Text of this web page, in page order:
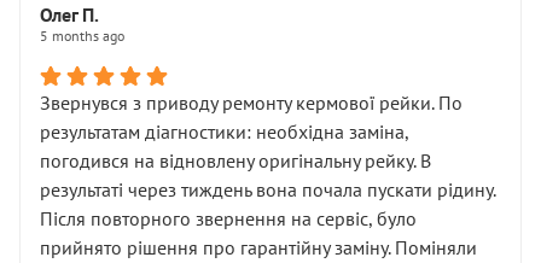
Олег П.
5 months ago
Звернувся з приводу ремонту кермової рейки. По
результатам діагностики: необхідна заміна,
погодився на відновлену оригінальну рейку. В
результаті через тиждень вона почала пускати рідину.
Після повторного звернення на сервіс, було
прийнято рішення про гарантійну заміну. Поміняли